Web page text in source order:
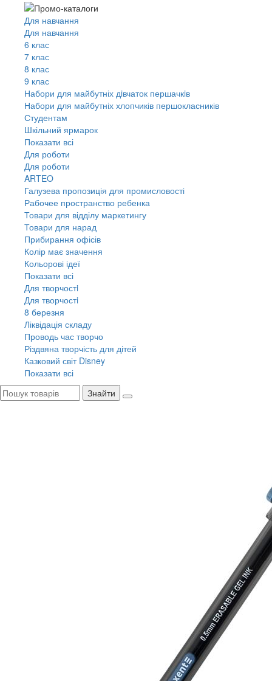
Для навчання
Для навчання
6 клас
7 клас
8 клас
9 клас
Набори для майбутніх дiвчаток першачкiв
Набори для майбутніх хлопчиків першокласників
Студентам
Шкільний ярмарок
Показати всі
Для роботи
Для роботи
ARTEO
Галузева пропозиція для промисловості
Рабочее пространство ребенка
Товари для відділу маркетингу
Товари для нарад
Прибирання офісів
Колір має значення
Кольорові ідеї
Показати всі
Для творчостi
Для творчостi
8 березня
Ліквідація складу
Проводь час творчо
Різдвяна творчість для дітей
Казковий світ Disney
Показати всі
Знайти